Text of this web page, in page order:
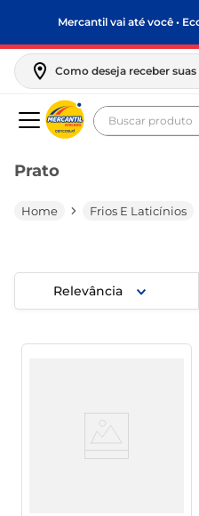
Mercantil vai até você •
Como deseja receber
Buscar
Prato
Frios E Laticínios
Relevância
Termos mais buscados
biscoito
leite pó